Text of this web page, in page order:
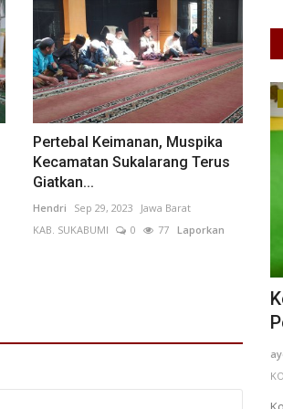
Pertebal Keimanan, Muspika
Kecamatan Sukalarang Terus
Giatkan...
Hendri Sep 29, 2023
Jawa Barat
KAB. SUKABUMI
0 77Laporkan
Anak
SELATAN